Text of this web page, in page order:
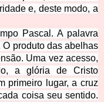
e, deste modo, a
Pascal. A palavra
O produto das abelhas
Uma vez acesso,
a glória de Cristo
primeiro lugar, a cruz
coisa seu sentido.